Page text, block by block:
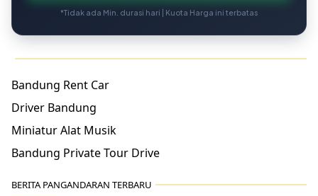
*Tidak ada Min. durasi hari | Kuota Harga ini terbatas
Bandung Rent Car
Driver Bandung
Miniatur Alat Musik
Bandung Private Tour Drive
BERITA PANGANDARAN TERBARU